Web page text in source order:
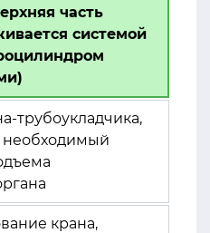
часть
системой
трубоукладчика,
крана,